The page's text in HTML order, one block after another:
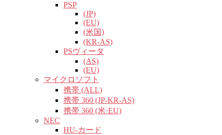
PSP
(JP)
(EU)
(米国)
(KR-AS)
PSヴィータ
(AS)
(EU)
マイクロソフト
携帯 (ALL)
携帯 360 (JP-KR-AS)
携帯 360 (米·EU)
NEC
HU-カード